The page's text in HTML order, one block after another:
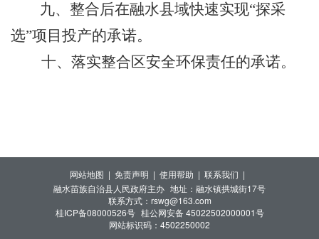
九、整合后在融水县域快速实现“探采
选”项目投产的承诺。
十、落实整合区安全环保责任的承诺。
网站地图 | 免责声明 | 使用帮助 | 联系我们 |
融水苗族自治县人民政府主办 地址：融水镇拱城街17号
联系方式：rswg@163.com
桂ICP备08000526号 桂公网安备 45022502000001号
网站标识码：4502250002